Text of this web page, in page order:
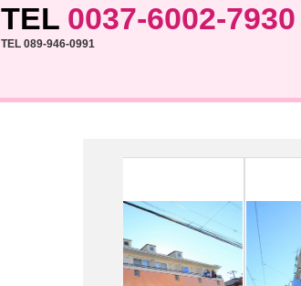
TEL 0037-6002-7930
TEL 089-946-0991